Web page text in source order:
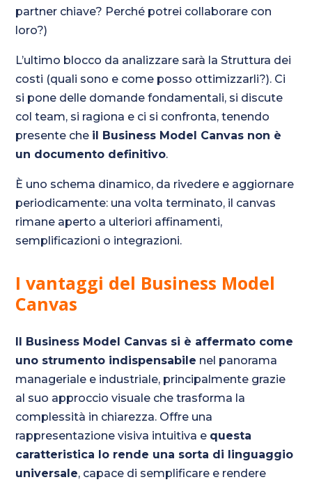
partner chiave? Perché potrei collaborare con
loro?)
L’ultimo blocco da analizzare sarà la Struttura dei
costi (quali sono e come posso ottimizzarli?). Ci
si pone delle domande fondamentali, si discute
col team, si ragiona e ci si confronta, tenendo
presente che il Business Model Canvas non è
un documento definitivo.
È uno schema dinamico, da rivedere e aggiornare
periodicamente: una volta terminato, il canvas
rimane aperto a ulteriori affinamenti,
semplificazioni o integrazioni.
I vantaggi del Business Model
Canvas
Il Business Model Canvas si è affermato come
uno strumento indispensabile nel panorama
manageriale e industriale, principalmente grazie
al suo approccio visuale che trasforma la
complessità in chiarezza. Offre una
rappresentazione visiva intuitiva e questa
caratteristica lo rende una sorta di linguaggio
universale, capace di semplificare e rendere